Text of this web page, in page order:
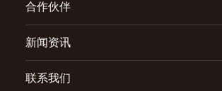
合作伙伴
新闻资讯
联系我们